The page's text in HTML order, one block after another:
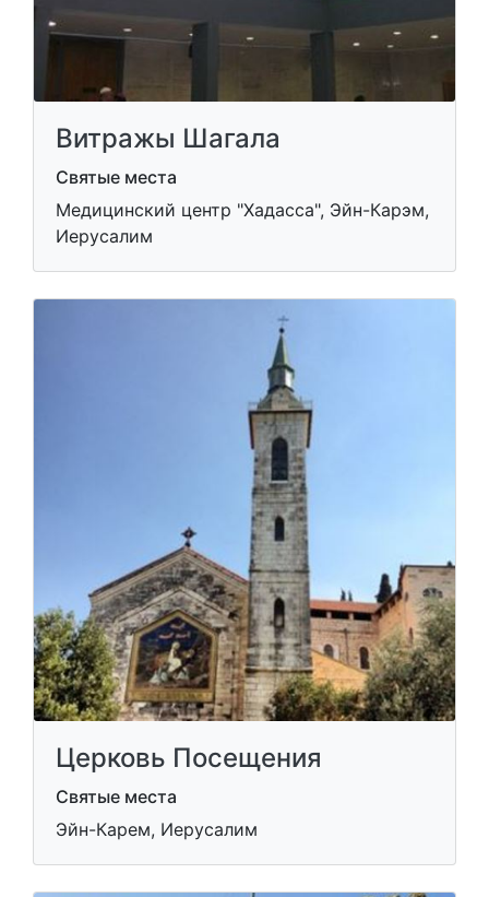
Витражы Шагала
Святые места
Медицинский центр "Хадасса", Эйн-Карэм,
Иерусалим
Церковь Посещения
Святые места
Эйн-Карем, Иерусалим